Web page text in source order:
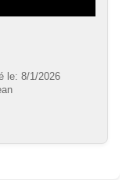
le: 8/1/2026